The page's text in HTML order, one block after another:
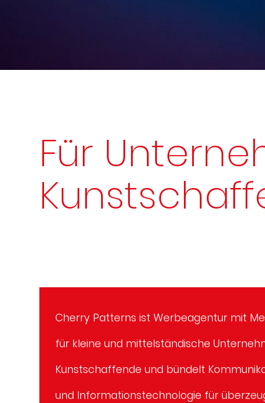
Für
Cherry Patterns ist Werbeagentur mit
für kleine und mittelständische
Kunstschaffende und bündelt
und Informationstechnologie für